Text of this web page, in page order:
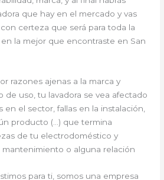
que hay en el mercado y vas
certeza que será para toda la
la mejor que encontraste en San
razones ajenas a la marca y
de uso, tu lavadora se vea afectado
el sector, fallas en la instalación,
producto (…) que termina
de tu electrodoméstico y
o alguna relación
para ti, somos una empresa